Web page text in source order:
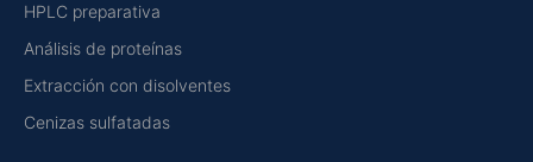
HPLC preparativa
Análisis de proteínas
Extracción con disolventes
Cenizas sulfatadas